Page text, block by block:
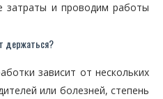
затраты и проводим работы
держаться?
зависит от нескольких
или болезней, степень